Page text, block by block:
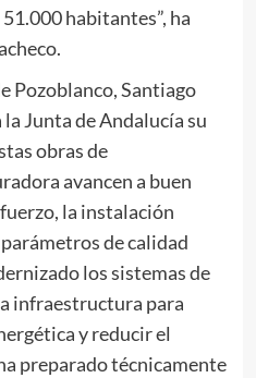
habitantes”, ha
Pozoblanco, Santiago
Junta de Andalucía su
obras de
avancen a buen
la instalación
de calidad
los sistemas de
infraestructura para
y reducir el
preparado técnicamente